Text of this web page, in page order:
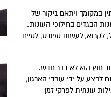
במקומך ויתאם ביקור של
הבגדים בחילופי העונות..
לקרוא, לעשות ספורט, לסיים
חוץ הוא לא דבר חדש.
לבצע על ידי עובדי הארגון,
עונתית לפרקי זמן